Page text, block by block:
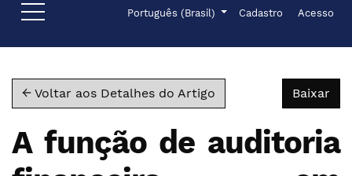
Ir para o menu de navegação principal
Ir para o conteúdo principal
Ir para o rodapé Idioma
Português (Brasil)
Menu de Cadastro Acesso
← Voltar aos Detalhes do Artigo Baixar
A função de auditoria